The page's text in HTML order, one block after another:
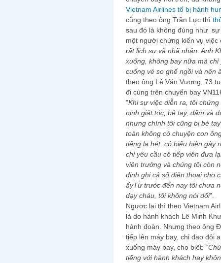
Vietnam Airlines tố bị hành
cũng theo ông Trần Lực thì
sau đó là không đúng như
một người chứng kiến vụ việc
rất lịch sự và nhã nhặn. Anh
xuống, không bay nữa mà
cuống vé so ghế ngồi và nên
theo ông Lê Văn Vượng, 73
đi cùng trên chuyến bay
"Khi sự việc diễn ra, tôi
ninh giật tóc, bẻ tay, đấm và
nhưng chính tôi cũng bị bẻ tay
toàn không có chuyện con
tiếng la hét, có biểu hiện gây
chỉ yêu cầu cô tiếp viên đưa
viên trưởng và chúng tôi còn
định ghi cả số điện thoại cho
ấyTừ trước đến nay tôi chưa
dạy cháu, tôi không nói dối".
Ngược lại thì theo Vietnam
là do hành khách Lê Minh
hành đoàn. Nhưng theo ông
tiếp lên máy bay, chỉ đạo đội
xuống máy bay, cho biết: “
tiếng với hành khách hay